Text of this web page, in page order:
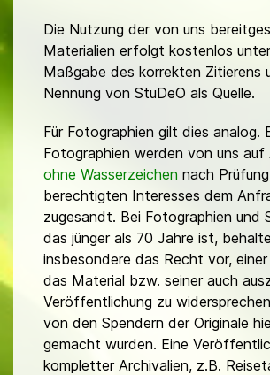
Die Nutzung der von uns
Materialien erfolgt kostenlos
Maßgabe des korrekten Zitierens
Nennung von StuDeO als Quelle.
Für Fotographien gilt dies analog.
Fotographien werden von uns auf
ohne Wasserzeichen nach
berechtigten Interesses dem
zugesandt. Bei Fotographien und
das jünger als 70 Jahre ist,
insbesondere das Recht vor,
das Material bzw. seiner auch
Veröffentlichung zu
von den Spendern der Originale
gemacht wurden. Eine
kompletter Archivalien, z.B.